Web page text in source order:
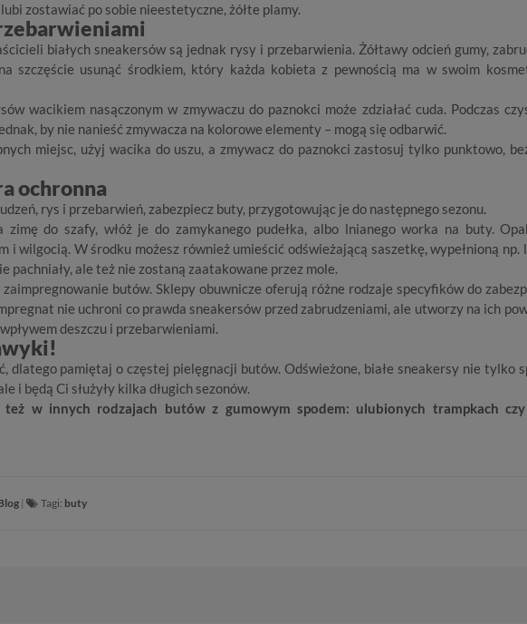
zostawiać po sobie nieestetyczne, żółte plamy.
białych sneakersów są jednak rysy i przebarwienia. Żółtawy odcień gumy,
szczęście usunąć środkiem, który każda kobieta z pewnością ma w swoim
wacikiem nasączonym w zmywaczu do paznokci może zdziałać cuda. Podczas
by nie nanieść zmywacza na kolorowe elementy – mogą się odbarwić.
miejsc, użyj wacika do uszu, a zmywacz do paznokci zastosuj tylko punktowo,
ochronna
rys i przebarwień, zabezpiecz buty, przygotowując je do następnego sezonu.
zimę do szafy, włóż je do zamykanego pudełka, albo lnianego worka na buty.
i wilgocią. W środku możesz również umieścić odświeżającą saszetkę, wypełnioną np.
pachniały, ale też nie zostaną zaatakowane przez mole.
butów. Sklepy obuwnicze oferują różne rodzaje specyfików do
nie uchroni co prawda sneakersów przed zabrudzeniami, ale utworzy na ich
deszczu i przebarwieniami.
dlatego pamiętaj o częstej pielęgnacji butów. Odświeżone, białe sneakersy nie tylko
i będą Ci służyły kilka długich sezonów.
też w innych rodzajach butów z gumowym spodem: ulubionych trampkach
| Tagi: buty